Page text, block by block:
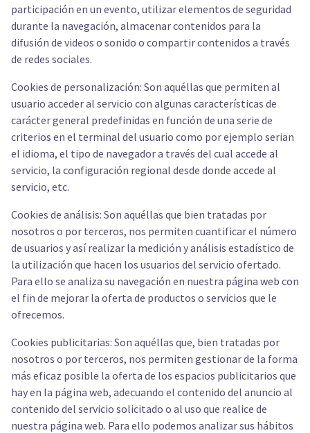
participación en un evento, utilizar elementos de seguridad
durante la navegación, almacenar contenidos para la
difusión de videos o sonido o compartir contenidos a través
de redes sociales.
Cookies de personalización: Son aquéllas que permiten al
usuario acceder al servicio con algunas características de
carácter general predefinidas en función de una serie de
criterios en el terminal del usuario como por ejemplo serian
el idioma, el tipo de navegador a través del cual accede al
servicio, la configuración regional desde donde accede al
servicio, etc.
Cookies de análisis: Son aquéllas que bien tratadas por
nosotros o por terceros, nos permiten cuantificar el número
de usuarios y así realizar la medición y análisis estadístico de
la utilización que hacen los usuarios del servicio ofertado.
Para ello se analiza su navegación en nuestra página web con
el fin de mejorar la oferta de productos o servicios que le
ofrecemos.
Cookies publicitarias: Son aquéllas que, bien tratadas por
nosotros o por terceros, nos permiten gestionar de la forma
más eficaz posible la oferta de los espacios publicitarios que
hay en la página web, adecuando el contenido del anuncio al
contenido del servicio solicitado o al uso que realice de
nuestra página web. Para ello podemos analizar sus hábitos